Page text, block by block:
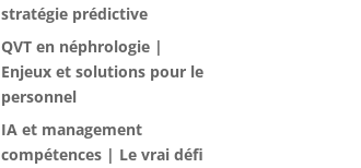
stratégie prédictive
QVT en néphrologie |
Enjeux et solutions pour le
personnel
IA et management
compétences | Le vrai défi